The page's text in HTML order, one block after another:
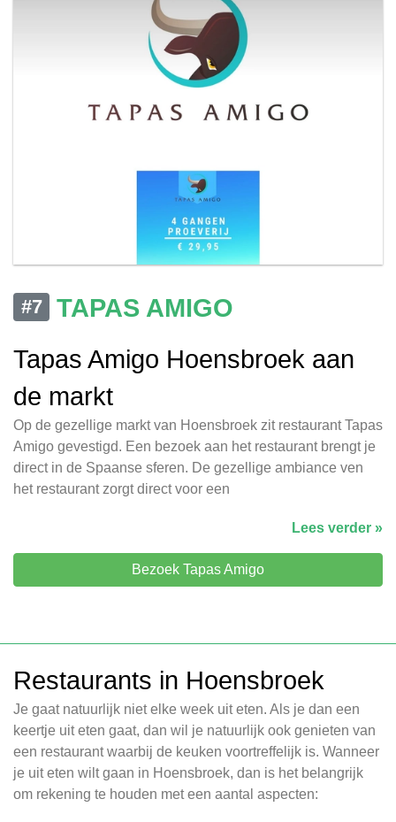
#7
TAPAS AMIGO
Tapas Amigo Hoensbroek aan
de markt
Op de gezellige markt van Hoensbroek zit restaurant Tapas
Amigo gevestigd. Een bezoek aan het restaurant brengt je
direct in de Spaanse sferen. De gezellige ambiance ven
het restaurant zorgt direct voor een
Lees verder »
Bezoek Tapas Amigo
Restaurants in Hoensbroek
Je gaat natuurlijk niet elke week uit eten. Als je dan een
keertje uit eten gaat, dan wil je natuurlijk ook genieten van
een restaurant waarbij de keuken voortreffelijk is. Wanneer
je uit eten wilt gaan in Hoensbroek, dan is het belangrijk
om rekening te houden met een aantal aspecten: